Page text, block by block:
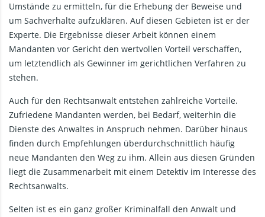
Umstände zu ermitteln, für die Erhebung der Beweise und
um Sachverhalte aufzuklären. Auf diesen Gebieten ist er der
Experte. Die Ergebnisse dieser Arbeit können einem
Mandanten vor Gericht den wertvollen Vorteil verschaffen,
um letztendlich als Gewinner im gerichtlichen Verfahren zu
stehen.
Auch für den Rechtsanwalt entstehen zahlreiche Vorteile.
Zufriedene Mandanten werden, bei Bedarf, weiterhin die
Dienste des Anwaltes in Anspruch nehmen. Darüber hinaus
finden durch Empfehlungen überdurchschnittlich häufig
neue Mandanten den Weg zu ihm. Allein aus diesen Gründen
liegt die Zusammenarbeit mit einem Detektiv im Interesse des
Rechtsanwalts.
Selten ist es ein ganz großer Kriminalfall den Anwalt und